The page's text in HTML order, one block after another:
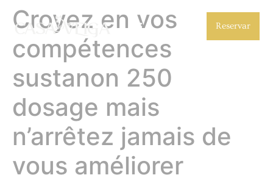
Reservar
Croyez en vos
compétences
sustanon 250
dosage mais
n’arrêtez jamais de
vous améliorer